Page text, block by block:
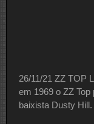
26/11/21 ZZ TOP
em 1969 o ZZ
baixista Dusty Hill.